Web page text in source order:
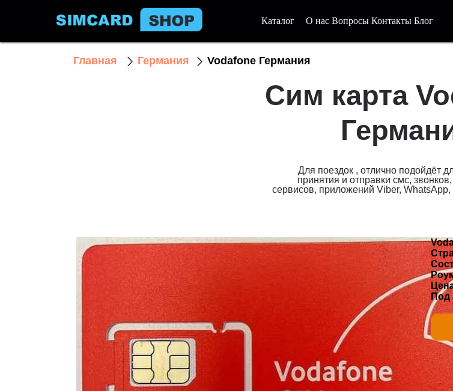
Каталог О нас Вопросы Контакты Блог
Сим карта
Для поездок , отлично подойдёт
принятия и отправки смс,
сервисов, приложений Viber, WhatsApp,
Главная Германия Vodafone Германия
Под